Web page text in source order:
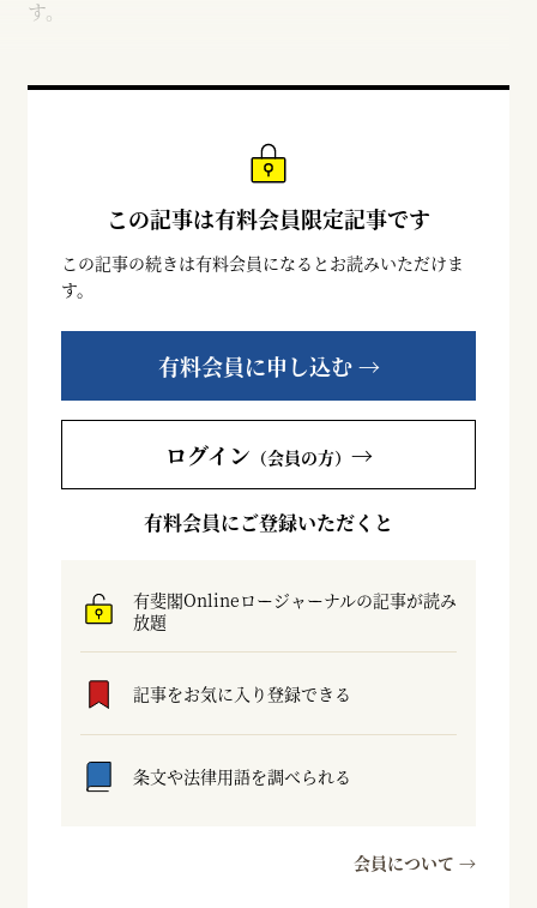
す。
この記事は有料会員限定記事です
この記事の続きは有料会員になるとお読みいただけま
す。
有料会員に申し込む →
ログイン （会員の方） →
有料会員にご登録いただくと
有斐閣Onlineロージャーナルの記事が読み
放題
記事をお気に入り登録できる
条文や法律用語を調べられる
会員について →